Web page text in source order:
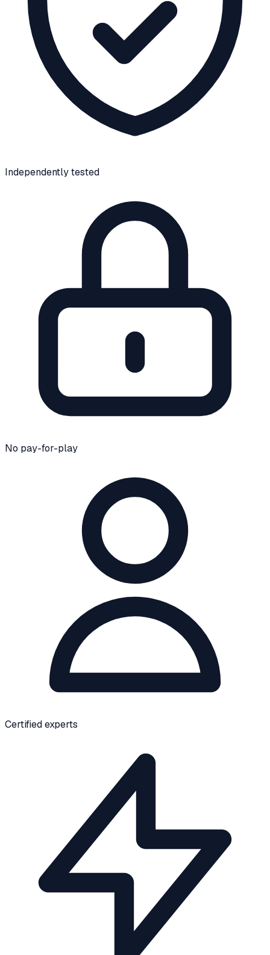
Independently tested
No pay-for-play
Certified experts